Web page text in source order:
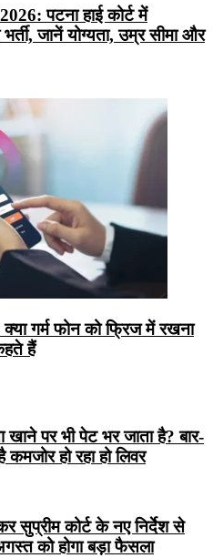
पटना हाई कोर्ट में
जानें योग्यता, उम्र सीमा और
गर्म फोन को फ्रिज में रखना
हैं
पर भी पेट भर जाता है? बार-
हो रहा हो लिवर
सुप्रीम कोर्ट के नए निर्देश से
को होगा बड़ा फैसला